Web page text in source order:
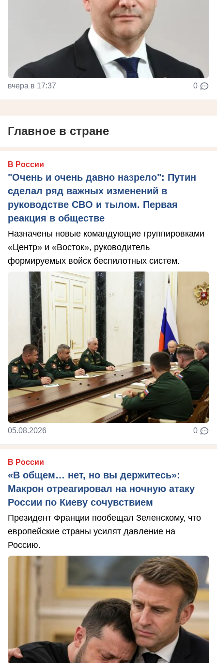
вчера в 17:37 0
Главное в стране
В России
"Очень и очень давно назрело": Путин
сделал ряд важных изменений в
руководстве СВО и тылом. Первая
реакция в обществе
Назначены новые командующие группировками
«Центр» и «Восток», руководитель
формируемых войск беспилотных систем.
05.08.2026 0
В России
«В общем… нет, но вы держитесь»:
Макрон отреагировал на ночную атаку
России по Киеву сочувствием
Президент Франции пообещал Зеленскому, что
европейские страны усилят давление на
Россию.